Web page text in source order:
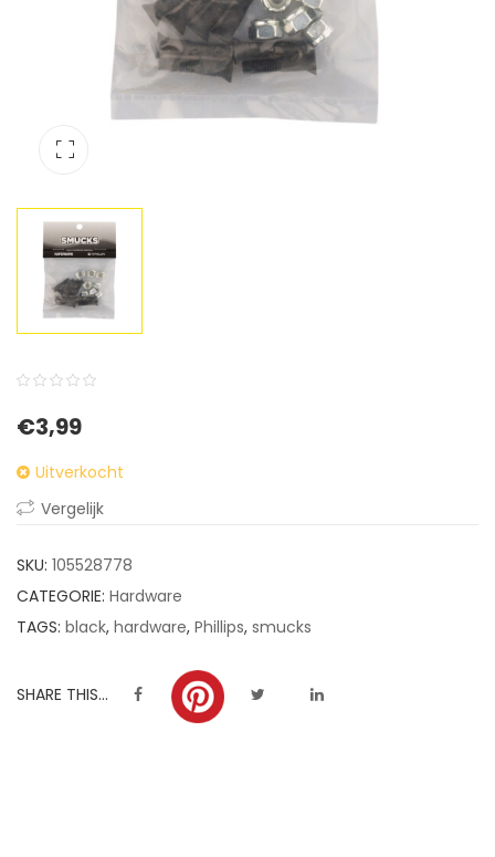
out
on
ratings
€3,99
Uitverkocht
Vergelijk
SKU: 105528778
CATEGORIE: Hardware
TAGS: black, hardware, Phillips, smucks
SHARE THIS...